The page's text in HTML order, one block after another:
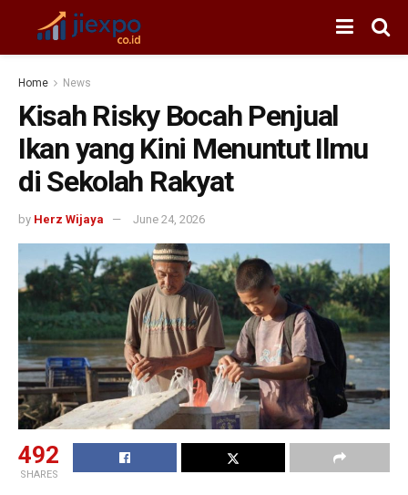
Home News
Kisah Risky Bocah Penjual
Ikan yang Kini Menuntut Ilmu
di Sekolah Rakyat
by Herz Wijaya June 24, 2026
492
SHARES